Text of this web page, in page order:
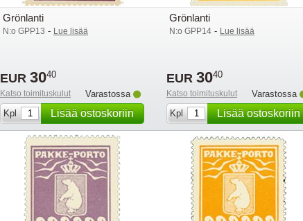
Grönlanti
N:o GPP13 - Lue lisää
EUR 3040
Katso toimituskulut
Varastossa
Kpl
Lisää ostoskoriin
Grönlanti
N:o GPP14 - Lue lisää
EUR 3040
Katso toimituskulut
Varastossa
Kpl
Lisää ostoskoriin